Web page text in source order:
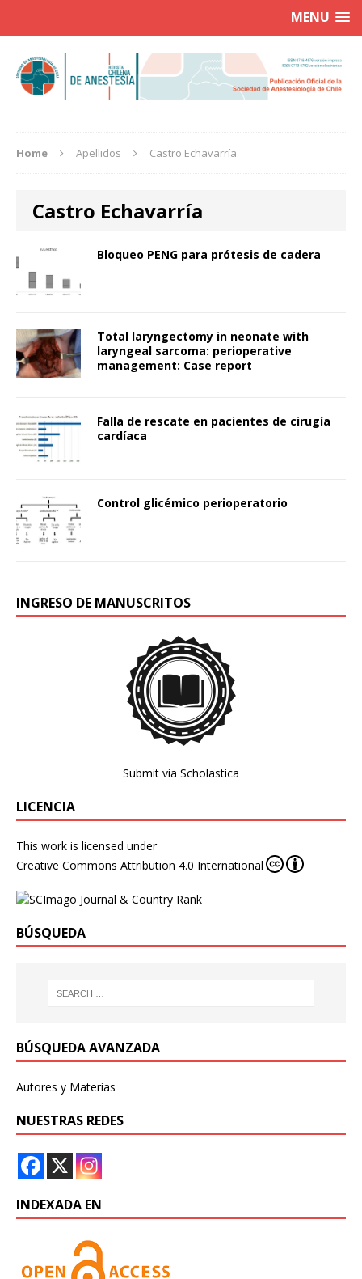
MENU
Home Apellidos Castro Echavarría
Castro Echavarría
Bloqueo PENG para prótesis de cadera
Total laryngectomy in neonate with
laryngeal sarcoma: perioperative
management: Case report
Falla de rescate en pacientes de cirugía
cardíaca
Control glicémico perioperatorio
INGRESO DE MANUSCRITOS
Submit via Scholastica
LICENCIA
This work is licensed under
Creative Commons Attribution 4.0 International
BÚSQUEDA
BÚSQUEDA AVANZADA
Autores y Materias
NUESTRAS REDES
INDEXADA EN